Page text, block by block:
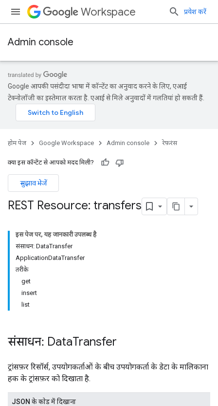
Workspace प्रवेश करें
Admin console
Google आपकी पसंदीदा भाषा में कॉन्टेंट का अनुवाद करने के लिए, एआई
टेक्नोलॉजी का इस्तेमाल करता है. एआई से मिले अनुवादों में गलतियां हो सकती हैं.
होम पेज Google Workspace Admin console रेफ़रंस
क्या इस कॉन्टेंट से आपको मदद मिली?
सुझाव भेजें
REST Resource: transfers
इस पेज पर, यह जानकारी उपलब्ध है
संसाधन: DataTransfer
ApplicationDataTransfer
तरीके
get
insert
list
संसाधन: DataTransfer
ट्रांसफ़र रिसॉर्स, उपयोगकर्ताओं के बीच उपयोगकर्ता के डेटा के मालिकाना
हक के ट्रांसफ़र को दिखाता है.
JSON के काेड में दिखाना